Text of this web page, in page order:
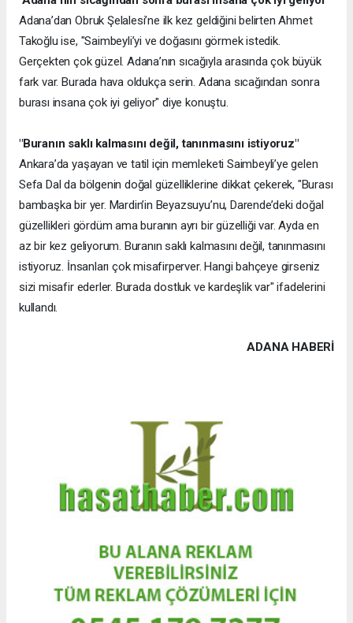
Adana’dan Obruk Şelalesi’ne ilk kez geldiğini belirten Ahmet
Takoğlu ise, "Saimbeyli’yi ve doğasını görmek istedik.
Gerçekten çok güzel. Adana’nın sıcağıyla arasında çok büyük
fark var. Burada hava oldukça serin. Adana sıcağından sonra
burası insana çok iyi geliyor" diye konuştu.
"Buranın saklı kalmasını değil, tanınmasını istiyoruz"
Ankara’da yaşayan ve tatil için memleketi Saimbeyli’ye gelen
Sefa Dal da bölgenin doğal güzelliklerine dikkat çekerek, "Burası
bambaşka bir yer. Mardin’in Beyazsuyu’nu, Darende’deki doğal
güzellikleri gördüm ama buranın ayrı bir güzelliği var. Ayda en
az bir kez geliyorum. Buranın saklı kalmasını değil, tanınmasını
istiyoruz. İnsanları çok misafirperver. Hangi bahçeye girseniz
sizi misafir ederler. Burada dostluk ve kardeşlik var" ifadelerini
kullandı.
ADANA HABERİ